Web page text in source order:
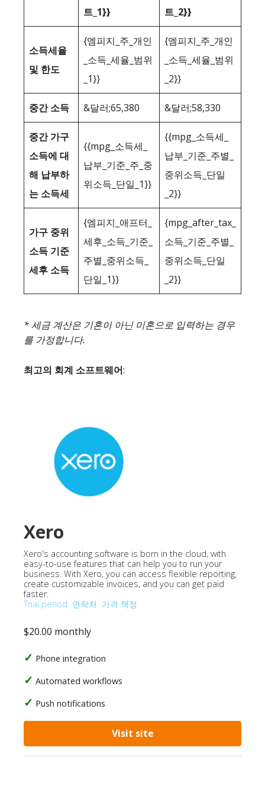
트_1}}
트_2}}
소득세율
및 한도
{엠피지_주_개인
_소득_세율_범위
_1}}
{엠피지_주_개인
_소득_세율_범위
_2}}
중간 소득 &달러;65,380 &달러;58,330
중간 가구
소득에 대
해 납부하
는 소득세
{{mpg_소득세_
납부_기준_주_중
위소득_단일_1}}
{{mpg_소득세_
납부_기준_주별_
중위소득_단일
_2}}
가구 중위
소득 기준
세후 소득
{엠피지_애프터_
세후_소득_기준_
주별_중위소득_
단일_1}}
{mpg_after_tax_
소득_기준_주별_
중위소득_단일
_2}}
* 세금 계산은 기혼이 아닌 미혼으로 입력하는 경우
를 가정합니다.
최고의 회계 소프트웨어:
Xero
Xero's accounting software is born in the cloud, with
easy-to-use features that can help you to run your
business. With Xero, you can access flexible reporting,
create customizable invoices, and you can get paid
faster.
Trial period 연락처 가격 책정
$20.00 monthly
Phone integration
Automated workflows
Push notifications
Visit site